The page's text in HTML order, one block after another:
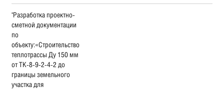
"Разработка проектно-
сметной документации
по
объекту:«Строительство
теплотрассы Ду 150 мм
от ТК-8-9-2-4-2 до
границы земельного
участка для